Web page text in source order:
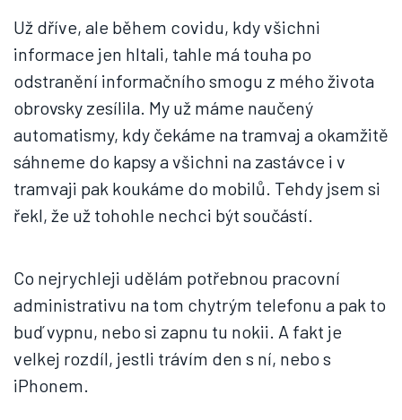
Už dříve, ale během covidu, kdy všichni
informace jen hltali, tahle má touha po
odstranění informačního smogu z mého života
obrovsky zesílila. My už máme naučený
automatismy, kdy čekáme na tramvaj a okamžitě
sáhneme do kapsy a všichni na zastávce i v
tramvaji pak koukáme do mobilů. Tehdy jsem si
řekl, že už tohohle nechci být součástí.
Co nejrychleji udělám potřebnou pracovní
administrativu na tom chytrým telefonu a pak to
buď vypnu, nebo si zapnu tu nokii. A fakt je
velkej rozdíl, jestli trávím den s ní, nebo s
iPhonem.